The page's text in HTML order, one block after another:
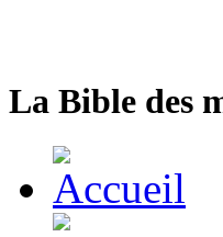
La Bible des